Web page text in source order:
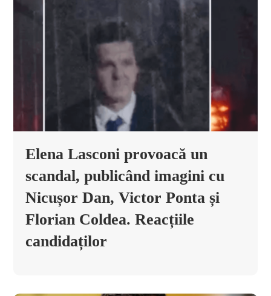
Elena Lasconi provoacă un
scandal, publicând imagini cu
Nicușor Dan, Victor Ponta și
Florian Coldea. Reacțiile
candidaților